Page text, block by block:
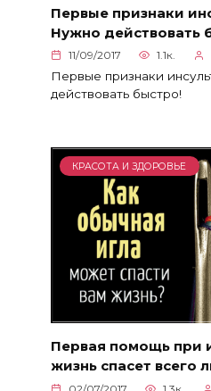
Первые признаки
Нужно действовать
11/09/2017 1.1к.
Первые признаки
действовать быстро!
КРАСОТА И ЗДОРОВЬЕ
Первая помощь при
жизнь спасет всего